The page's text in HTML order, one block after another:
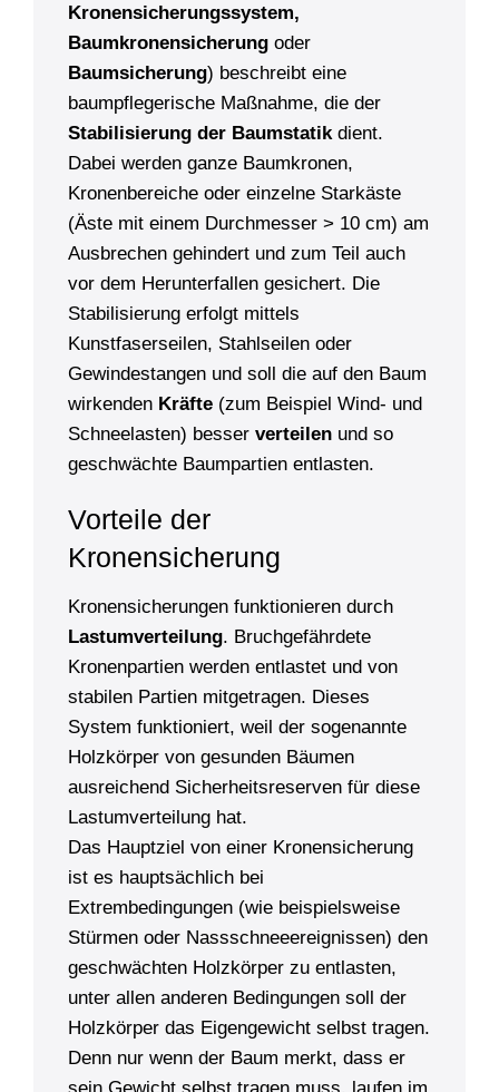
Kronensicherungssystem,
Baumkronensicherung oder
Baumsicherung) beschreibt eine
baumpflegerische Maßnahme, die der
Stabilisierung der Baumstatik dient.
Dabei werden ganze Baumkronen,
Kronenbereiche oder einzelne Starkäste
(Äste mit einem Durchmesser > 10 cm) am
Ausbrechen gehindert und zum Teil auch
vor dem Herunterfallen gesichert. Die
Stabilisierung erfolgt mittels
Kunstfaserseilen, Stahlseilen oder
Gewindestangen und soll die auf den Baum
wirkenden Kräfte (zum Beispiel Wind- und
Schneelasten) besserverteilen und so
geschwächte Baumpartien entlasten.
Vorteile der
Kronensicherung
Kronensicherungen funktionieren durch
Lastumverteilung. Bruchgefährdete
Kronenpartien werden entlastet und von
stabilen Partien mitgetragen. Dieses
System funktioniert, weil der sogenannte
Holzkörper von gesunden Bäumen
ausreichend Sicherheitsreserven für diese
Lastumverteilung hat.
Das Hauptziel von einer Kronensicherung
ist es hauptsächlich bei
Extrembedingungen (wie beispielsweise
Stürmen oder Nassschneeereignissen) den
geschwächten Holzkörper zu entlasten,
unter allen anderen Bedingungen soll der
Holzkörper das Eigengewicht selbst tragen.
Denn nur wenn der Baum merkt, dass er
sein Gewicht selbst tragen muss, laufen im